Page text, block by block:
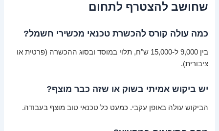
שחושב להצטרף לתחום
כמה עולה קורס להכשרת טכנאי מכשירי חשמל?
בין 9,000 ל-15,000 ש"ח, תלוי במוסד ובסוג ההכשרה (פרטית או
ציבורית).
יש ביקוש אמיתי בשוק או שזה כבר מוצף?
הביקוש עולה באופן עקבי. כמעט כל טכנאי טוב מוצף בעבודה.